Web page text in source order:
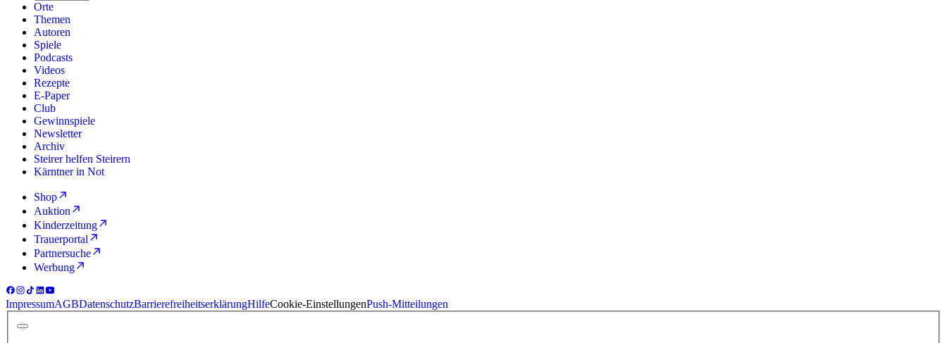
Orte
Themen
Autoren
Spiele
Podcasts
Videos
Rezepte
E-Paper
Club
Gewinnspiele
Newsletter
Archiv
Steirer helfen Steirern
Kärntner in Not
Shop
Auktion
Kinderzeitung
Trauerportal
Partnersuche
Werbung
ImpressumAGBDatenschutzBarrierefreiheitserklärungHilfeCookie-EinstellungenPush-Mitteilungen